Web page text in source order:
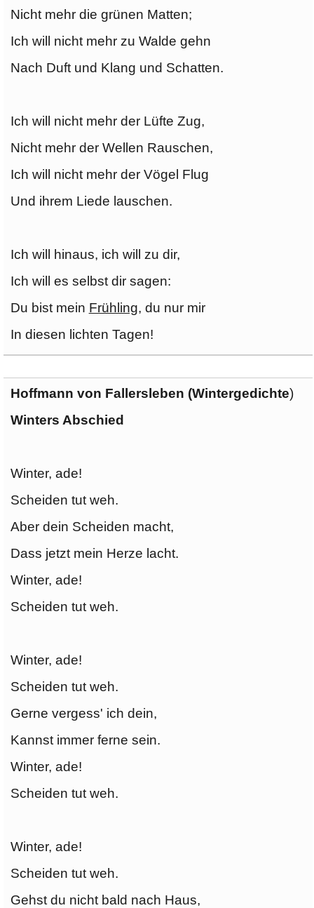
Nicht mehr die grünen Matten;
Ich will nicht mehr zu Walde gehn
Nach Duft und Klang und Schatten.
Ich will nicht mehr der Lüfte Zug,
Nicht mehr der Wellen Rauschen,
Ich will nicht mehr der Vögel Flug
Und ihrem Liede lauschen.
Ich will hinaus, ich will zu dir,
Ich will es selbst dir sagen:
Du bist mein Frühling, du nur mir
In diesen lichten Tagen!
Hoffmann von Fallersleben (Wintergedichte)
Winters Abschied
Winter, ade!
Scheiden tut weh.
Aber dein Scheiden macht,
Dass jetzt mein Herze lacht.
Winter, ade!
Scheiden tut weh.
Winter, ade!
Scheiden tut weh.
Gerne vergess' ich dein,
Kannst immer ferne sein.
Winter, ade!
Scheiden tut weh.
Winter, ade!
Scheiden tut weh.
Gehst du nicht bald nach Haus,